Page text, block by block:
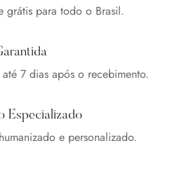
grátis para todo o Brasil.
7 dias após o recebimento.
Especializado
e personalizado.